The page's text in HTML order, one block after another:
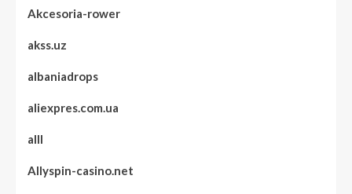
Akcesoria-rower
akss.uz
albaniadrops
aliexpres.com.ua
alll
Allyspin-casino.net